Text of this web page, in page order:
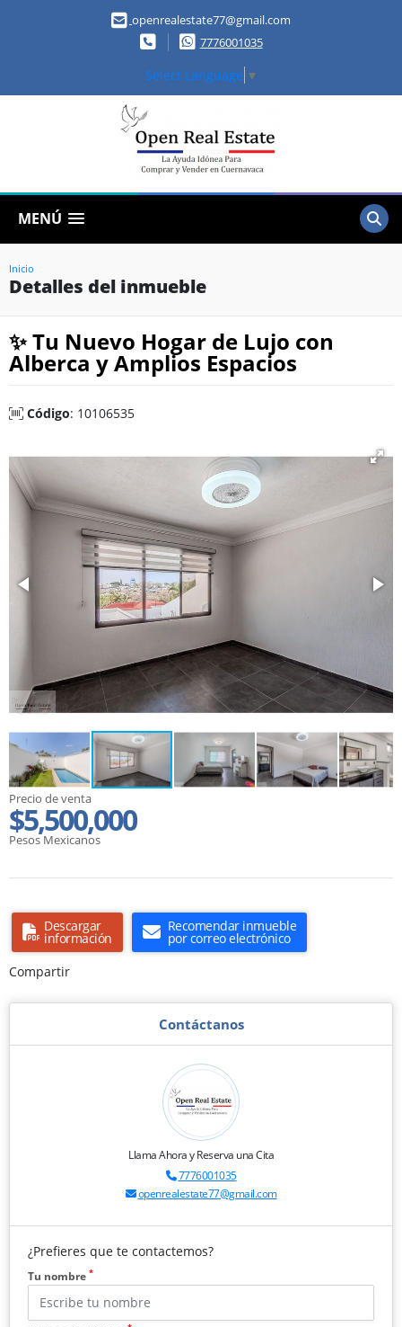
openrealestate77@gmail.com
7776001035
Select Language ▼
MENÚ
Inicio
Detalles del inmueble
✨ Tu Nuevo Hogar de Lujo con
Alberca y Amplios Espacios
Código: 10106535
Precio de venta
$5,500,000
Pesos Mexicanos
Descargar
información
Recomendar inmueble
por correo electrónico
Compartir
Contáctanos
Llama Ahora y Reserva una Cita
7776001035
openrealestate77@gmail.com
¿Prefieres que te contactemos?
Tu nombre *